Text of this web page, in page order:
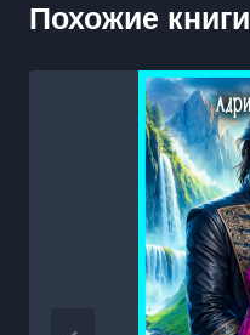
Похожие книги